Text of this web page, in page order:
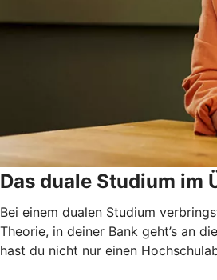
Das duale Studium im
Bei einem dualen Studium
Theorie, in deiner Bank geht’s an
hast du nicht nur einen